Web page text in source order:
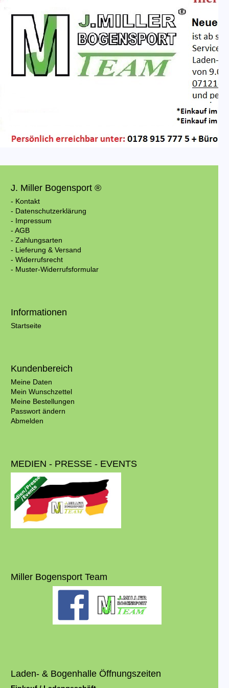
J. Miller Bogensport ®
- Kontakt
- Datenschutzerklärung
- Impressum
- AGB
- Zahlungsarten
- Lieferung & Versand
- Widerrufsrecht
- Muster-Widerrufsformular
Informationen
Startseite
Kundenbereich
Meine Daten
Mein Wunschzettel
Meine Bestellungen
Passwort ändern
Abmelden
MEDIEN - PRESSE - EVENTS
Miller Bogensport Team
Laden- & Bogenhalle Öffnungszeiten